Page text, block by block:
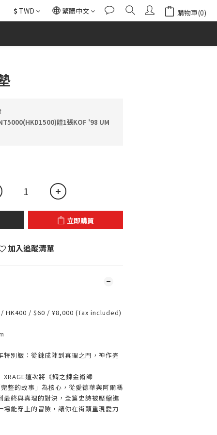
$ TWD 繁體中文 購物車(0)
贈1張KOF '98 UM
立即購買
加入追蹤清單
/ $60 / ¥8,000 (Tax included)
特別版：從鍊成陣到真理之門，神作完
XRAGE這次將《鋼之鍊金術師
整的故事」為核心，從愛德華與阿爾馮
最終與真理的對決，全篇史詩被壓縮進
場能穿上的冒險，讓你在街頭重現愛力